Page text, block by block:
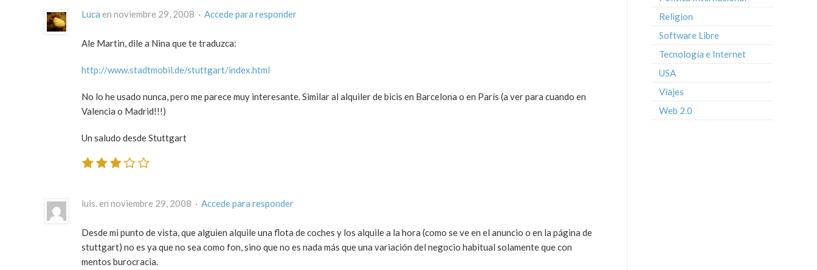
Luca en noviembre 29, 2008 · Accede para responder
Ale Martin, dile a Nina que te traduzca:
http://www.stadtmobil.de/stuttgart/index.html
No lo he usado nunca, pero me parece muy interesante. Similar al alquiler de bicis en Barcelona o en París (a ver para cuando en
Valencia o Madrid!!!)
Un saludo desde Stuttgart
luis. en noviembre 29, 2008 · Accede para responder
Desde mi punto de vista, que alguien alquile una flota de coches y los alquile a la hora (como se ve en el anuncio o en la página de
stuttgart) no es ya que no sea como fon, sino que no es nada más que una variación del negocio habitual solamente que con
mentos burocracia.
Religion
Software Libre
Tecnología e Internet
USA
Viajes
Web 2.0